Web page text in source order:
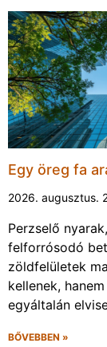
Egy öreg fa
2026. augusztus.
Perzselő
felforrósodó
zöldfelületek
kellenek,
egyáltalán
BŐVEBBEN »